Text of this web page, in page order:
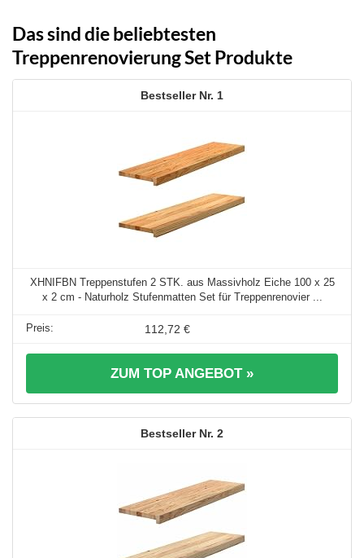
Das sind die beliebtesten
Treppenrenovierung Set Produkte
1
XHNIFBN Treppenstufen 2 STK. aus Massivholz Eiche 100 x 25
x 2 cm - Naturholz Stufenmatten Set für Treppenrenovier ...
112,72 €
ZUM TOP ANGEBOT »
2